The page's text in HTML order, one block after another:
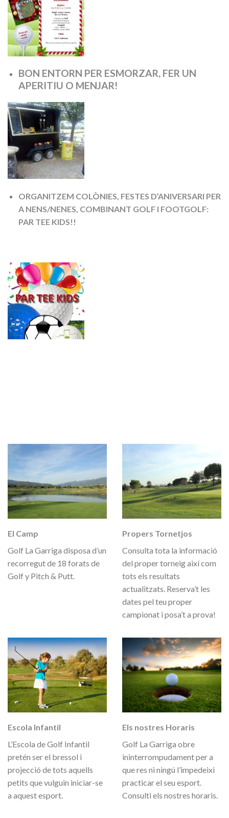
BON ENTORN PER ESMORZAR, FER UN
APERITIU O MENJAR!
ORGANITZEM COLÒNIES, FESTES D’ANIVERSARI PER
A NENS/NENES, COMBINANT GOLF I FOOTGOLF:
PAR TEE KIDS!!
El Camp
Golf La Garriga disposa d’un
recorregut de 18 forats de
Golf y Pitch & Putt.
Propers Tornetjos
Consulta tota la informació
del proper torneig així com
tots els resultats
actualitzats. Reserva’t les
dates pel teu proper
campionat i posa’t a prova!
Escola Infantil
L’Escola de Golf Infantil
pretén ser el bressol i
projecció de tots aquells
petits que vulguin iniciar-se
a aquest esport.
Els nostres Horaris
Golf La Garriga obre
ininterrompudament per a
que res ni ningú l’impedeixi
practicar el seu esport.
Consulti els nostres horaris.